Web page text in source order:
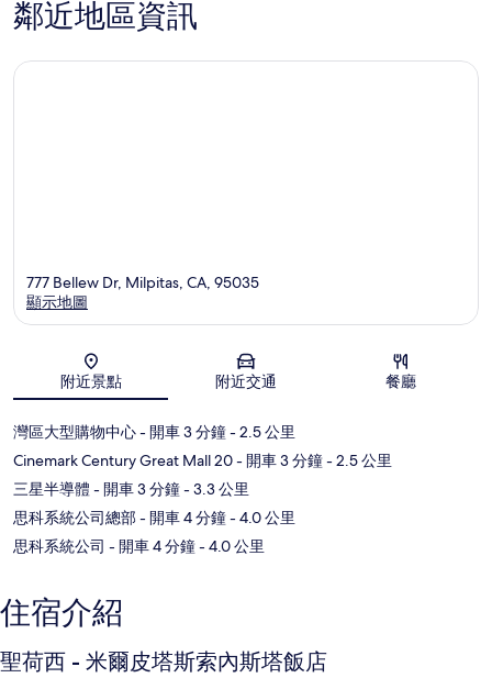
鄰近地區資訊
地圖
777 Bellew Dr, Milpitas, CA, 95035
顯示地圖
附近景點 附近交通 餐廳
灣區大型購物中心- 開車 3 分鐘- 2.5 公里
Cinemark Century Great Mall 20- 開車 3 分鐘- 2.5 公里
三星半導體 - 開車 3 分鐘- 3.3 公里
思科系統公司總部- 開車 4 分鐘- 4.0 公里
思科系統公司 - 開車 4 分鐘- 4.0 公里
住宿介紹
聖荷西 - 米爾皮塔斯索內斯塔飯店